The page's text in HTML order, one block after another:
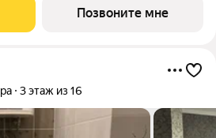
Позвоните мне
3 этаж из 16